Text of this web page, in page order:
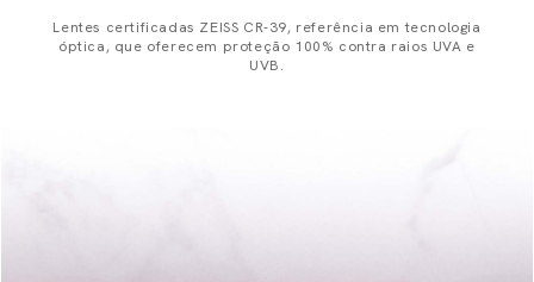
Lentes certificadas ZEISS CR-39, referência em tecnologia
óptica, que oferecem proteção 100% contra raios UVA e
UVB.